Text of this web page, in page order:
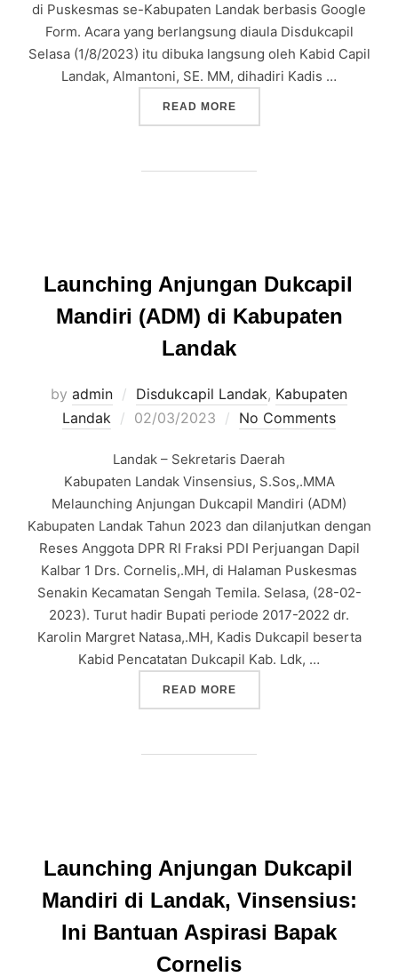
di Puskesmas se-Kabupaten Landak berbasis Google
Form. Acara yang berlangsung diaula Disdukcapil
Selasa (1/8/2023) itu dibuka langsung oleh Kabid Capil
Landak, Almantoni, SE. MM, dihadiri Kadis …
READ MORE“DISDUKCAPIL LANDAK
Launching Anjungan Dukcapil
Mandiri (ADM) di Kabupaten
Landak
by admin Disdukcapil Landak, Kabupaten
Landak
Posted
02/03/2023 No Comments
Landak – Sekretaris Daerah
Kabupaten Landak Vinsensius, S.Sos,.MMA
Melaunching Anjungan Dukcapil Mandiri (ADM)
Kabupaten Landak Tahun 2023 dan dilanjutkan dengan
Reses Anggota DPR RI Fraksi PDI Perjuangan Dapil
Kalbar 1 Drs. Cornelis,.MH, di Halaman Puskesmas
Senakin Kecamatan Sengah Temila. Selasa, (28-02-
2023). Turut hadir Bupati periode 2017-2022 dr.
Karolin Margret Natasa,.MH, Kadis Dukcapil beserta
Kabid Pencatatan Dukcapil Kab. Ldk, …
READ MORE“LAUNCHING ANJUNGAN
Launching Anjungan Dukcapil
Mandiri di Landak, Vinsensius:
Ini Bantuan Aspirasi Bapak
Cornelis